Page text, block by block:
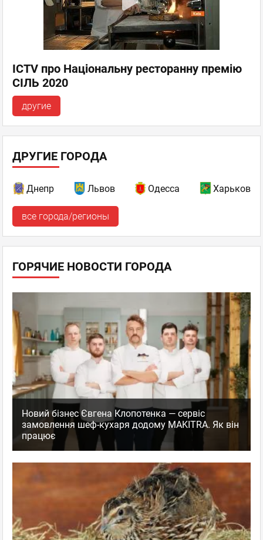
ICTV про Національну ресторанну премію
СІЛЬ 2020
другие
ДРУГИЕ ГОРОДА
Днепр Львов Одесса Харьков
все города/регионы
ГОРЯЧИЕ НОВОСТИ ГОРОДА
Новий бізнес Євгена Клопотенка — сервіс
замовлення шеф-кухаря додому MAKITRA. Як він
працює